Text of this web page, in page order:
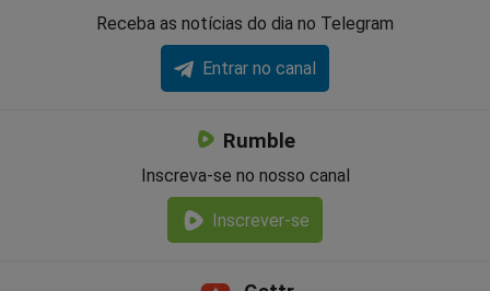
Receba as notícias do dia no Telegram
Entrar no canal
Rumble
Inscreva-se no nosso canal
Inscrever-se